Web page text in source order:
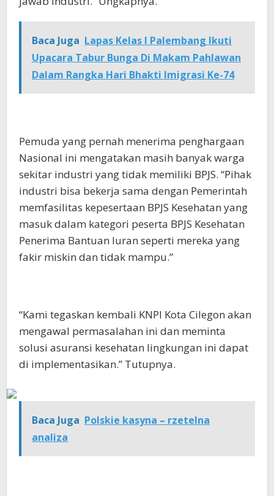
Baca Juga Lapas Kelas I Palembang Ikuti
Upacara Tabur Bunga Di Makam Pahlawan
Dalam Rangka Hari Bhakti Imigrasi Ke-74
Pemuda yang pernah menerima penghargaan
Nasional ini mengatakan masih banyak warga
sekitar industri yang tidak memiliki BPJS. “Pihak
industri bisa bekerja sama dengan Pemerintah
memfasilitas kepesertaan BPJS Kesehatan yang
masuk dalam kategori peserta BPJS Kesehatan
Penerima Bantuan Iuran seperti mereka yang
fakir miskin dan tidak mampu.”
“Kami tegaskan kembali KNPI Kota Cilegon akan
mengawal permasalahan ini dan meminta
solusi asuransi kesehatan lingkungan ini dapat
di implementasikan.” Tutupnya.
Baca Juga Polskie kasyna – rzetelna
analiza